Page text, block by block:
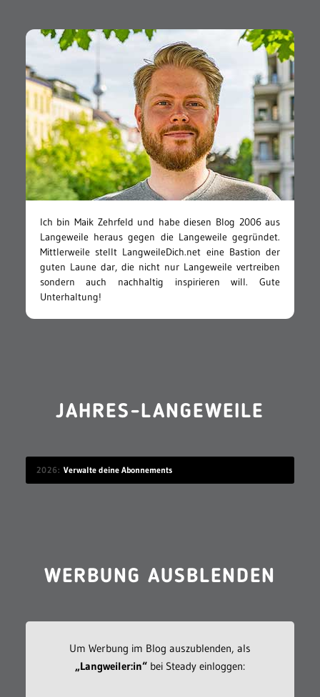
Ich bin Maik Zehrfeld und habe diesen Blog 2006 aus
Langeweile heraus gegen die Langeweile gegründet.
Mittlerweile stellt LangweileDich.net eine Bastion der
guten Laune dar, die nicht nur Langeweile vertreiben
sondern auch nachhaltig inspirieren will. Gute
Unterhaltung!
JAHRES-LANGEWEILE
2026 Verwalte deine Abonnements
WERBUNG AUSBLENDEN
Um Werbung im Blog auszublenden, als
„Langweiler:in“bei Steady einloggen: